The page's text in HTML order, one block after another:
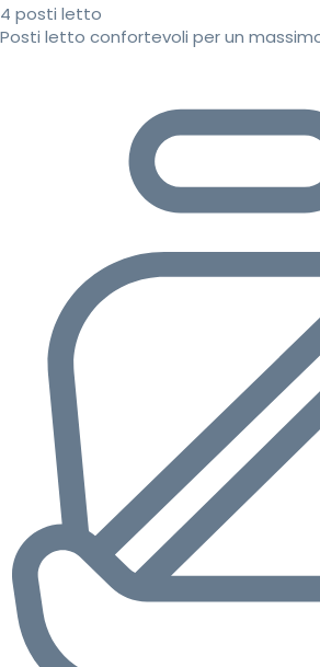
4 posti letto
Posti letto confortevoli per un